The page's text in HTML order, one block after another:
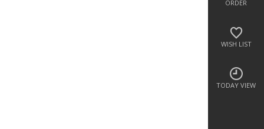
ORDER
WISH LIST
TODAY VIEW